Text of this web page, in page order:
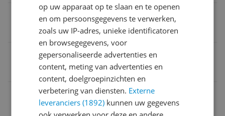
MPN (Manufacturer Part Number)
388202
Sportschoenopties
Geen opties
Doelgroep
Volwassenen
op uw apparaat op te slaan en te openen
en om persoonsgegevens te verwerken,
zoals uw IP-adres, unieke identificatoren
en browsegegevens, voor
gepersonaliseerde advertenties en
content, meting van advertenties en
content, doelgroepinzichten en
verbetering van diensten. Externe
leveranciers (1892) kunnen uw gegevens